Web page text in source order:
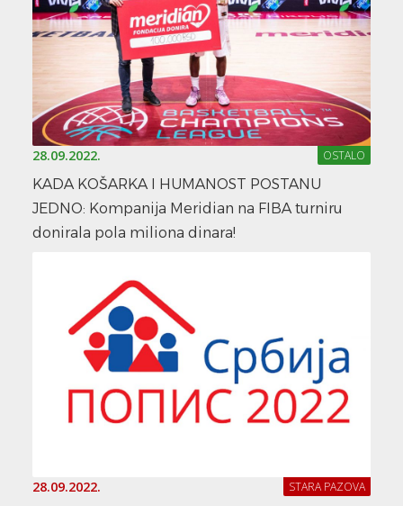
28.09.2022. OSTALO
KADA KOŠARKA I HUMANOST POSTANU
JEDNO: Kompanija Meridian na FIBA turniru
donirala pola miliona dinara!
28.09.2022. STARA PAZOVA